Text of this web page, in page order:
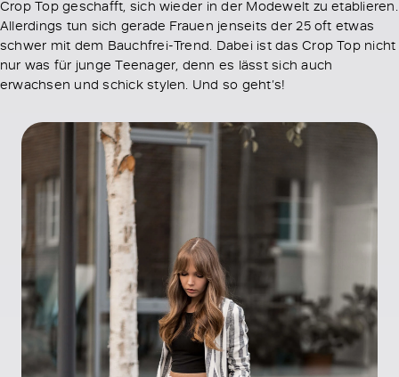
Crop Top geschafft, sich wieder in der Modewelt zu etablieren.
Allerdings tun sich gerade Frauen jenseits der 25 oft etwas
schwer mit dem Bauchfrei-Trend. Dabei ist das Crop Top nicht
nur was für junge Teenager, denn es lässt sich auch
erwachsen und schick stylen. Und so geht’s!